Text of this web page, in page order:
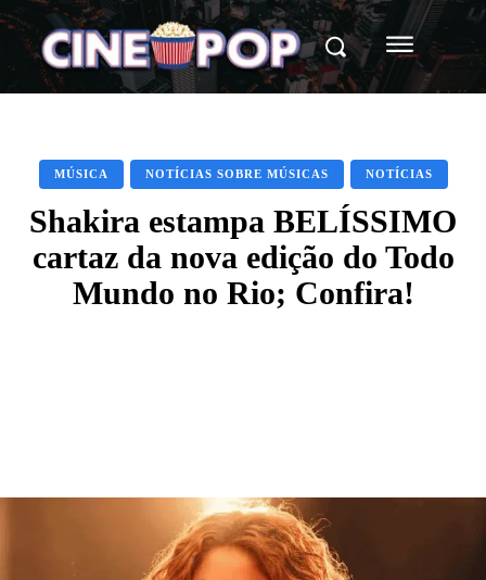
MÚSICA NOTÍCIAS SOBRE MÚSICAS NOTÍCIAS
Shakira estampa BELÍSSIMO
cartaz da nova edição do Todo
Mundo no Rio; Confira!